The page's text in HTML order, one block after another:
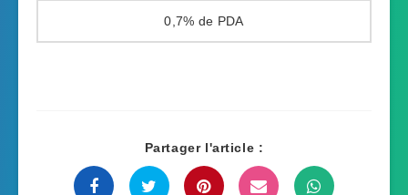
0,7%
Partager l'article :